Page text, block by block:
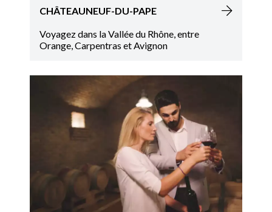
CHÂTEAUNEUF-DU-PAPE
Voyagez dans la Vallée du Rhône, entre
Orange, Carpentras et Avignon